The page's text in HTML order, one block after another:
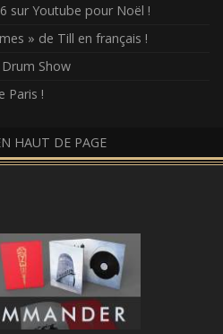
sur Youtube pour Noël !
» de Till en français !
Show
Paris !
HAUT DE PAGE